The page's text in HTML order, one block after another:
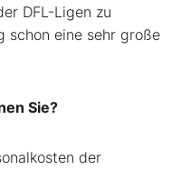
DFL-Ligen zu
eine sehr große
Sie?
der